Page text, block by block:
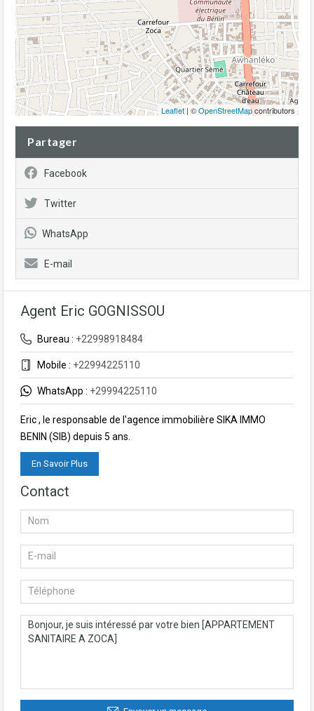
Leaflet| ©OpenStreetMapcontributors
Partager
Facebook
Twitter
WhatsApp
E-mail
Agent Eric GOGNISSOU
Bureau : +22998918484
Mobile : +22994225110
WhatsApp : +29994225110
Eric , le responsable de l'agence immobilière SIKA IMMO
BENIN (SIB) depuis 5 ans.
En Savoir Plus
Contact